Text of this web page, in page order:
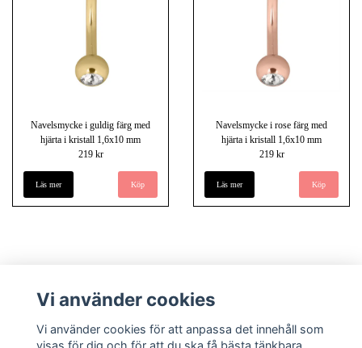
Navelsmycke i guldig färg med
hjärta i kristall 1,6x10 mm
219 kr
Läs mer
Navelsmycke i rose färg med
hjärta i kristall 1,6x10 mm
219 kr
Läs mer
Vi använder cookies
Vi använder cookies för att anpassa det innehåll som
visas för dig och för att du ska få bästa tänkbara